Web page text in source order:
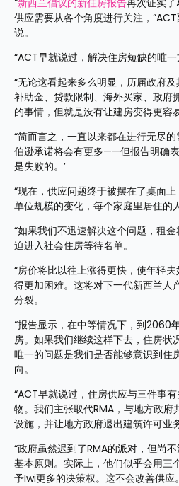
“新西兰倡议的新住房报告再次证实
供应需要从各个角度进行关注，”ACT
说。
“ACT早就说过，解决住房短缺的唯一
“无论这看起来多么明显，历届政府及
补助金、贷款限制、海外买家、政府
的事情，但就是没有让建房变得更容易
“简而言之，一直以来都在进行无尽
伯逊承诺将会有更多——但报告明确
是失败的。’
“现在，供应问题终于被摆在了桌面
单位规模的变化，每个家庭里居住的
“如果我们不迅速解决这个问题，租
迫进入社会住房等待名单。
“房价将比以往上涨得更快，使年轻
得更加困难。这将对下一代新西兰人
分裂。
“报告显示，在中等情况下，到2060
房。如果我们继续这样下去，住房状
唯一的问题是我们是否能够意识到住
向。
“ACT早就说过，住房供应与三件事
物。我们主张取代RMA，与地方政府
设施，并让地方政府退出建筑许可业务
“政府虽然迟到了RMA的派对，但尚
基本原则。实际上，他们似乎会用三
予Iwi更多的决策权。这不会改善供应。